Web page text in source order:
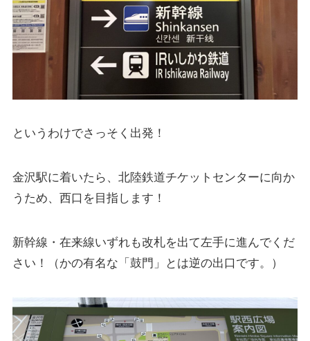
というわけでさっそく出発！
金沢駅に着いたら、北陸鉄道チケットセンターに向か
うため、西口を目指します！
新幹線・在来線いずれも改札を出て左手に進んでくだ
さい！（かの有名な「鼓門」とは逆の出口です。）